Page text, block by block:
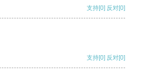
支持[0] 反对[0]
支持[0] 反对[0]